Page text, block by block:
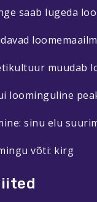
saab lugeda
muudab
loominguline
sinu elu
võti: kirg